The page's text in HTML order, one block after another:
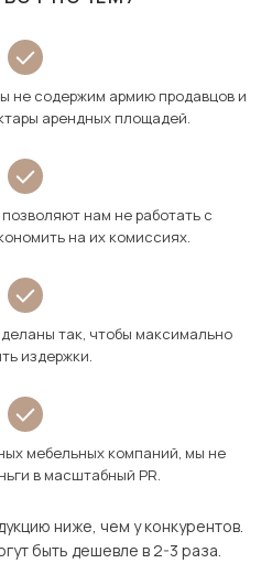
не содержим армию продавцов и
арендных площадей.
нам не работать с
на их комиссиях.
так, чтобы максимально
издержки.
мебельных компаний, мы не
в масштабный PR.
ниже, чем у конкурентов.
быть дешевле в 2-3 раза.